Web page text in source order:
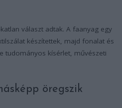
választ adtak. A faanyag egy
készítettek, majd fonalat és
tudományos kísérlet, művészeti
öregszik